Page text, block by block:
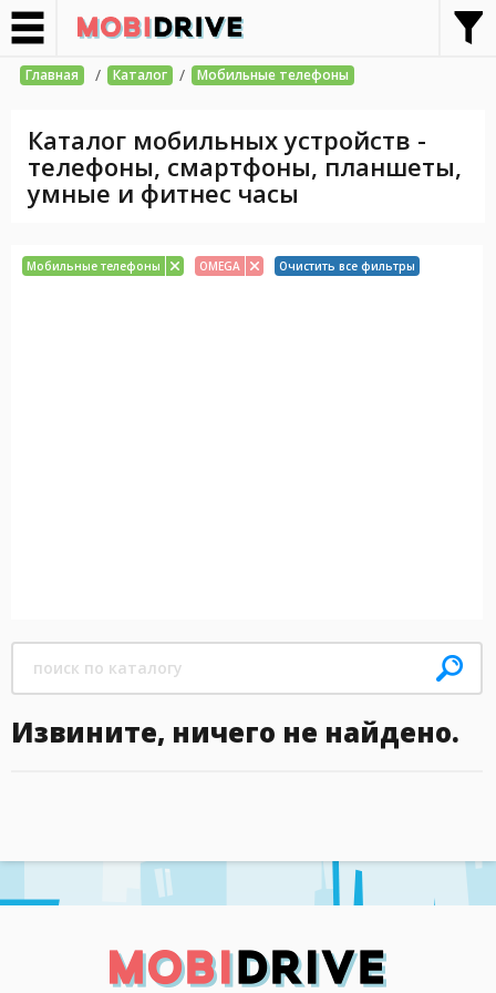
Главная / Каталог / Мобильные телефоны
Каталог мобильных устройств -
телефоны, смартфоны, планшеты,
умные и фитнес часы
Мобильные телефоны OMEGA Очистить все фильтры
Извините, ничего не найдено.